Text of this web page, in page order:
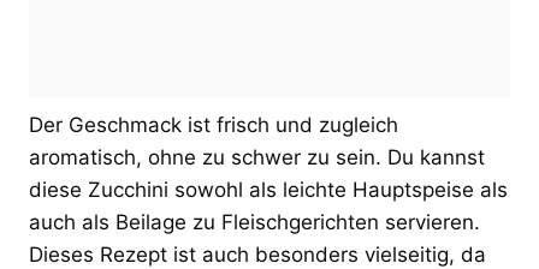
Der Geschmack ist frisch und zugleich
aromatisch, ohne zu schwer zu sein. Du kannst
diese Zucchini sowohl als leichte Hauptspeise als
auch als Beilage zu Fleischgerichten servieren.
Dieses Rezept ist auch besonders vielseitig, da